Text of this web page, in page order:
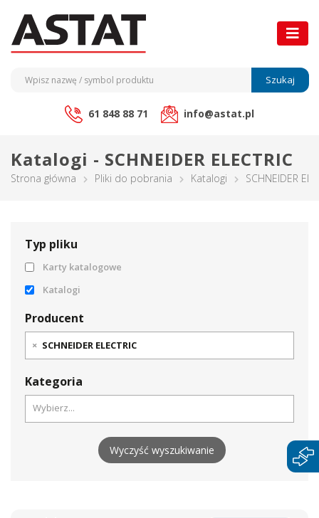
Szukaj
61 848 88 71 info@astat.pl
Katalogi - SCHNEIDER ELECTRIC
Strona główna Pliki do pobrania Katalogi SCHNEIDER
Typ pliku
Karty katalogowe
Katalogi
Producent
× SCHNEIDER ELECTRIC
Kategoria
Wyczyść wyszukiwanie